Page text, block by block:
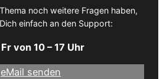
noch weitere Fragen haben,
einfach an den Support:
von 10 – 17 Uhr
eMail senden